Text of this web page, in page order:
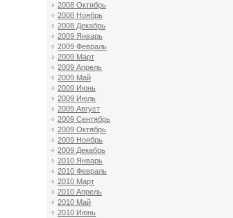
2008 Октябрь
2008 Ноябрь
2008 Декабрь
2009 Январь
2009 Февраль
2009 Март
2009 Апрель
2009 Май
2009 Июнь
2009 Июль
2009 Август
2009 Сентябрь
2009 Октябрь
2009 Ноябрь
2009 Декабрь
2010 Январь
2010 Февраль
2010 Март
2010 Апрель
2010 Май
2010 Июнь